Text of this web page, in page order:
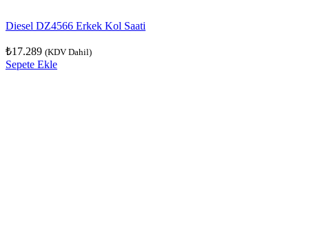
Diesel DZ4566 Erkek Kol Saati
₺17.289 (KDV Dahil)
Sepete Ekle